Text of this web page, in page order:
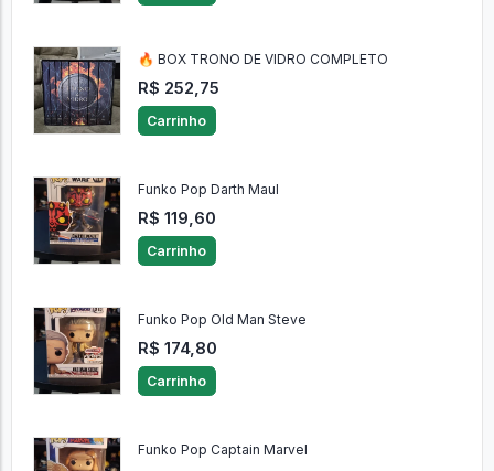
🔥 BOX TRONO DE VIDRO COMPLETO
R$ 252,75
Carrinho
Funko Pop Darth Maul
R$ 119,60
Carrinho
Funko Pop Old Man Steve
R$ 174,80
Carrinho
Funko Pop Captain Marvel